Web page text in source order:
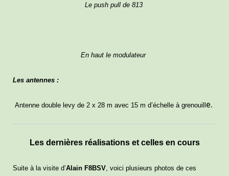
Le push pull de 813
En haut le modulateur
Les antennes :
Antenne double levy de 2 x 28 m avec 15 m d’échelle à grenouill e.
Les dernières réalisations et celles en cours
Suite à la visite d’Alain F8BSV, voici plusieurs photos de ces